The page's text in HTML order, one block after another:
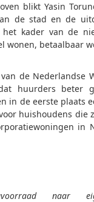
blikt Yasin
de stad en de
het kader van de
wonen, betaalbaar
de Nederlandse
huurders beter
in de eerste plaats
huishoudens die
in
naar